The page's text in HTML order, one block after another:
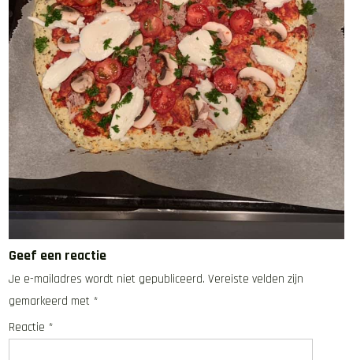
Geef een reactie
Je e-mailadres wordt niet gepubliceerd. Vereiste velden zijn
gemarkeerd met *
Reactie *